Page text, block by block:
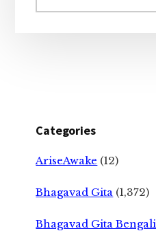
website
Categories
AriseAwake (12)
Bhagavad Gita (1,372)
Bhagavad Gita Bengali